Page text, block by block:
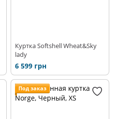
Куртка Softshell Wheat&Sky
lady
6 599 грн
Под заказ